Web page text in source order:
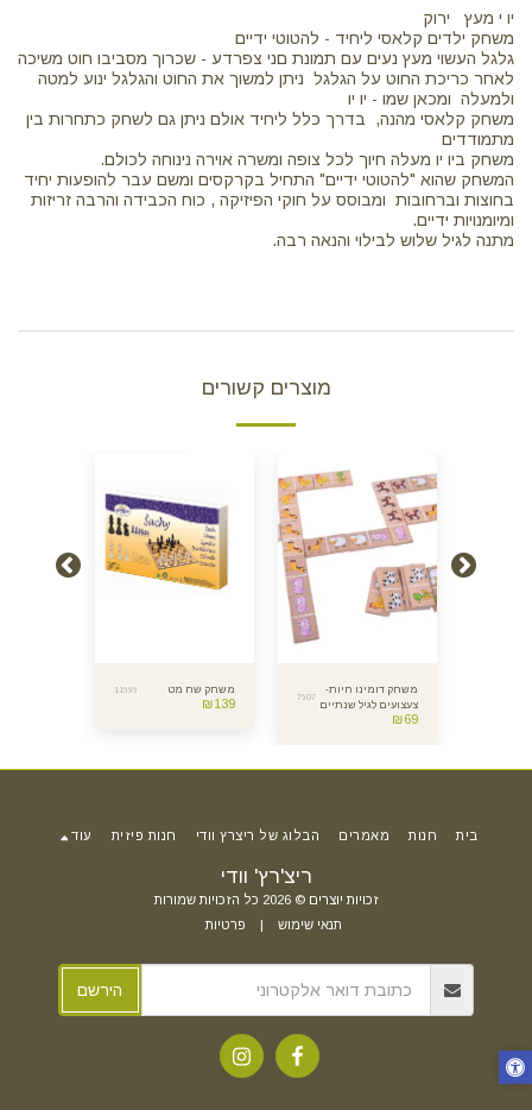
יו י מעץ ירוק
משחק ילדים קלאסי ליחיד - להטוטי ידיים
גלגל העשוי מעץ נעים עם תמונת םני צפרדע - שכרוך מסביבו חוט משיכה
לאחר כריכת החוט על הגלגל ניתן למשוך את החוט והגלגל ינוע למטה
ולמעלה ומכאן שמו - יו יו
משחק קלאסי מהנה, בדרך כלל ליחיד אולם ניתן גם לשחק כתחרות בין
מתמודדים
משחק ביו יו מעלה חיוך לכל צופה ומשרה אוירה נינוחה לכולם.
המשחק שהוא "להטוטי ידיים" התחיל בקרקסים ומשם עבר להופעות יחיד
בחוצות וברחובות ומבוסס על חוקי הפיזיקה , כוח הכבידה והרבה זריזות
ומיומנויות ידיים.
מתנה לגיל שלוש לבילוי והנאה רבה.
מוצרים קשורים
משחק דומינו חיות-
צעצועים לגיל שנתיים
7607
₪69
משחק שח מט 11666
₪139
ריצ'רץ' וודי
זכויות יוצרים © 2026 כל הזכויות שמורות
תנאי שימוש
פרטיות
בית חנות מאמרים הבלוג של ריצרץ וודי חנות פיזית עוד
הירשם